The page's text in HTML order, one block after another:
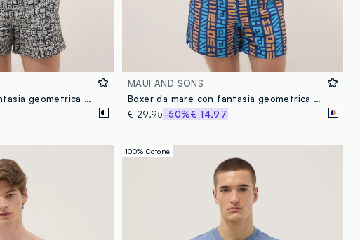
Boxer da mare con fantasia geometrica multicolor
MAUI AND SONS
Boxer da mare con fantasia geometrica multicolor
€ 29,95-50%€ 14,97
100% Cotone